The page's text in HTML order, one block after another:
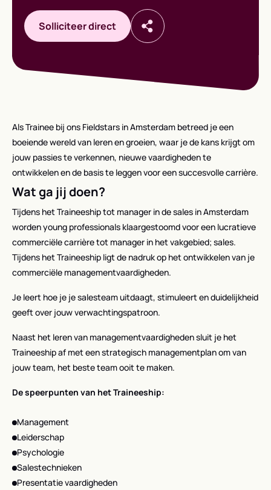
Solliciteer direct
Als Trainee bij ons Fieldstars in Amsterdam betreed je een
boeiende wereld van leren en groeien, waar je de kans krijgt om
jouw passies te verkennen, nieuwe vaardigheden te
ontwikkelen en de basis te leggen voor een succesvolle carrière.
Wat ga jij doen?
Tijdens het Traineeship tot manager in de sales in Amsterdam
worden young professionals klaargestoomd voor een lucratieve
commerciële carrière tot manager in het vakgebied; sales.
Tijdens het Traineeship ligt de nadruk op het ontwikkelen van je
commerciële managementvaardigheden.
Je leert hoe je je salesteam uitdaagt, stimuleert en duidelijkheid
geeft over jouw verwachtingspatroon.
Naast het leren van managementvaardigheden sluit je het
Traineeship af met een strategisch managementplan om van
jouw team, het beste team ooit te maken.
De speerpunten van het Traineeship:
Management
Leiderschap
Psychologie
Salestechnieken
Presentatie vaardigheden